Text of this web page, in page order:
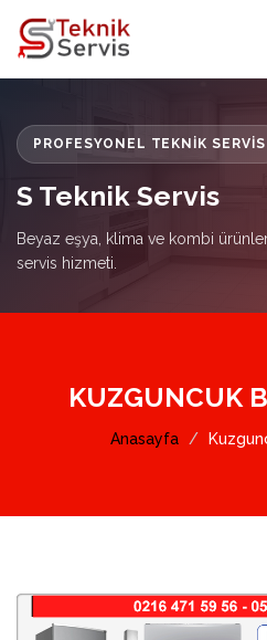
PROFESYONEL TEKNIK SERVIS
S Teknik Servis
Beyaz eşya, klima ve kombi
servis hizmeti.
KUZGUNCUK
Anasayfa